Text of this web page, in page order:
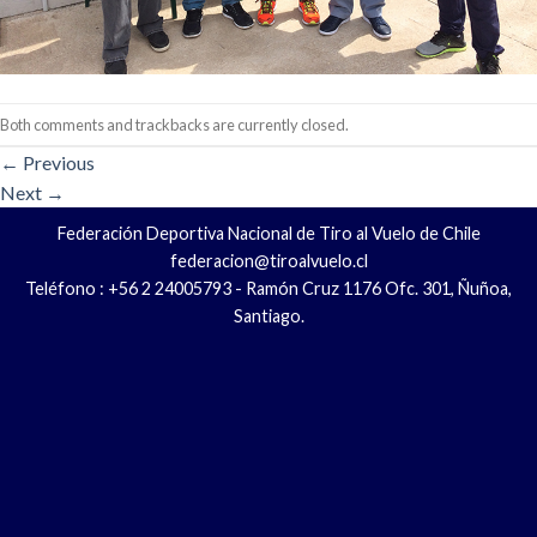
Both comments and trackbacks are currently closed.
← Previous
Next →
Federación Deportiva Nacional de Tiro al Vuelo de Chile
federacion@tiroalvuelo.cl
Teléfono : +56 2 24005793 - Ramón Cruz 1176 Ofc. 301, Ñuñoa,
Santiago.